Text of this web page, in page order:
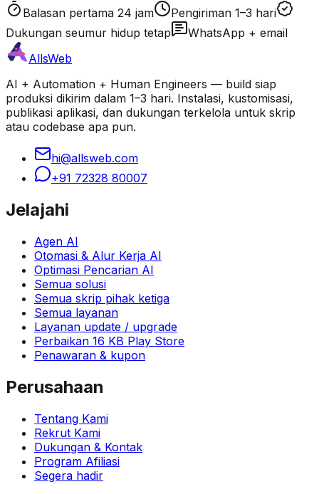
Balasan pertama 24 jam
Pengiriman 1–3 hari
Dukungan seumur hidup tetap
WhatsApp + email
AllsWeb
AI + Automation + Human Engineers — build siap
produksi dikirim dalam 1–3 hari. Instalasi, kustomisasi,
publikasi aplikasi, dan dukungan terkelola untuk skrip
atau codebase apa pun.
hi@allsweb.com
+91 72328 80007
Jelajahi
Agen AI
Otomasi & Alur Kerja AI
Optimasi Pencarian AI
Semua solusi
Semua skrip pihak ketiga
Semua layanan
Layanan update / upgrade
Perbaikan 16 KB Play Store
Penawaran & kupon
Perusahaan
Tentang Kami
Rekrut Kami
Dukungan & Kontak
Program Afiliasi
Segera hadir